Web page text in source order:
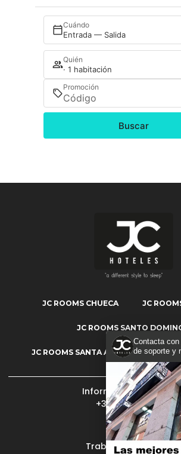
Cuándo
Entrada — Salida
Quién
· 1 habitación
Promoción
Buscar
JC ROOMS CHUECA JC
JC ROOMS SANTO
JC ROOMS SANTA ANA JC
Información y
+34 902 400 409
Mi reserva
Trabaja con nosotros
Contacta
de soporte y